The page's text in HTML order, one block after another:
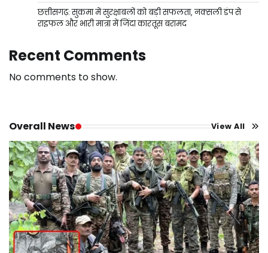
छत्तीसगढ़: सुकमा में सुरक्षाबलों को बड़ी सफलता, नक्सली डंप से
राइफल और भारी मात्रा में जिंदा कारतूस बरामद
Recent Comments
No comments to show.
Overall News View All